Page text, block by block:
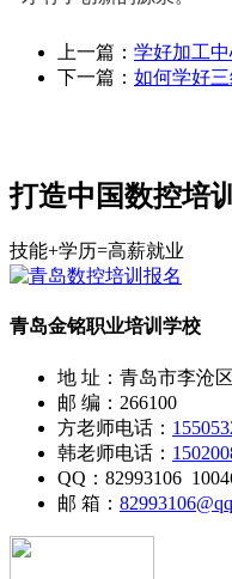
上一篇： 学好加工
下一篇： 如何学好
打造中国数控培
技能+学历=高薪就业
青岛金铭职业培训学校
地 址：青岛市李沧
邮 编：266100
方老师电话：
韩老师电话：
QQ：82993106
邮 箱：